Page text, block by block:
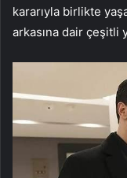
kararıyla birlikte
arkasına dair çeşitli